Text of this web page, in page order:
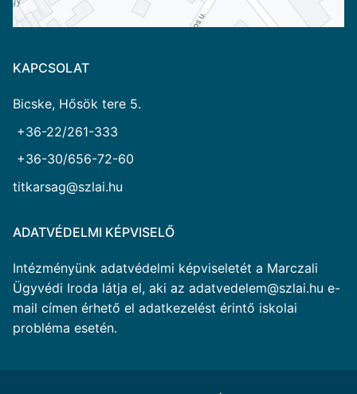
KAPCSOLAT
Bicske, Hősök tere 5.
+36-22/261-333
+36-30/656-72-60
titkarsag@szlai.hu
ADATVÉDELMI KÉPVISELŐ
Intézményünk adatvédelmi képviseletét a Marczali
Ügyvédi Iroda látja el, aki az adatvedelem@szlai.hu e-
mail címen érhető el adatkezelést érintő iskolai
probléma esetén.